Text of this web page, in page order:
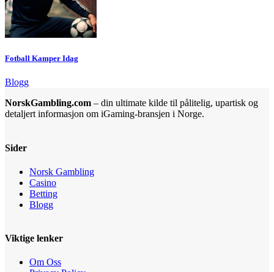
Fotball Kamper Idag
Blogg
NorskGambling.com – din ultimate kilde til pålitelig, upartisk og
detaljert informasjon om iGaming-bransjen i Norge.
Sider
Norsk Gambling
Casino
Betting
Blogg
Viktige lenker
Om Oss